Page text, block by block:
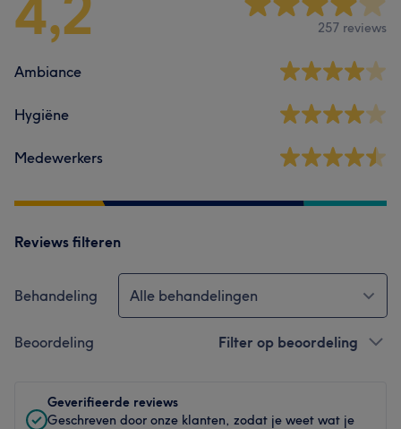
257 reviews
Ambiance
Hygiëne
Medewerkers
Reviews filteren
Behandeling Alle behandelingen
Beoordeling Filter op beoordeling
Geverifieerde reviews
Geschreven door onze klanten, zodat je weet wat je